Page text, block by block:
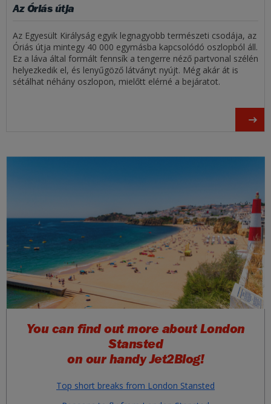
Az Óriás útja
Az Egyesült Királyság egyik legnagyobb természeti csodája, az
Óriás útja mintegy 40 000 egymásba kapcsolódó oszlopból áll.
Ez a láva által formált fennsík a tengerre néző partvonal szélén
helyezkedik el, és lenyűgöző látványt nyújt. Még akár át is
sétálhat néhány oszlopon, mielőtt elérné a bejáratot.
You can find out more about London
Stansted
on our handyJet2Blog!
Top short breaks from London Stansted